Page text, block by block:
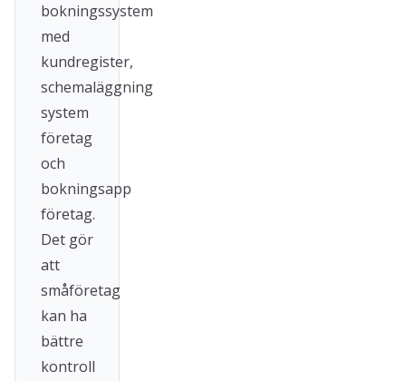
bokningssystem
med
kundregister,
schemaläggning
system
företag
och
bokningsapp
företag.
Det gör
att
småföretag
kan ha
bättre
kontroll